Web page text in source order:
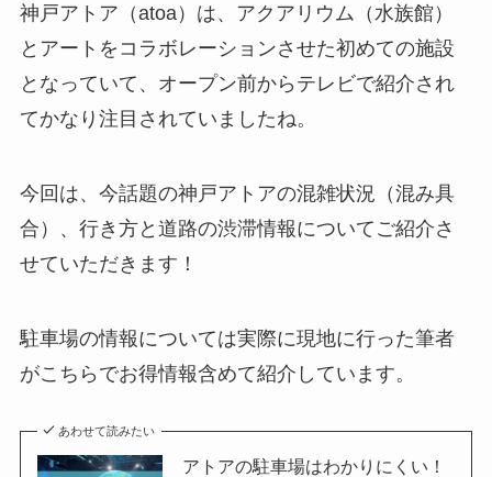
神戸アトア（atoa）は、アクアリウム（水族館）
とアートをコラボレーションさせた初めての施設
となっていて、オープン前からテレビで紹介され
てかなり注目されていましたね。
今回は、今話題の神戸アトアの混雑状況（混み具
合）、行き方と道路の渋滞情報についてご紹介さ
せていただきます！
駐車場の情報については実際に現地に行った筆者
がこちらでお得情報含めて紹介しています。
あわせて読みたい
アトアの駐車場はわかりにくい！